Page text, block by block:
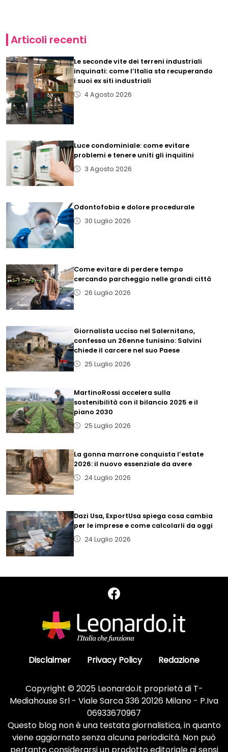
Articoli recenti
Le seconde vite dei terreni industriali
inquinati: come l’Italia sta recuperando
i suoi ex siti industriali
4 Agosto 2026
Luce condominiale: come evitare
problemi e tenere uniti gli inquilini
3 Agosto 2026
Odontofobia e dolore procedurale
30 Luglio 2026
Come evitare di perdere tempo
cercando parcheggio nelle grandi città
26 Luglio 2026
Giornalista ucciso nel Salernitano,
confessa un 26enne tunisino: Salvini
chiede il carcere nel suo Paese
25 Luglio 2026
MartinoRossi accelera sulla
sostenibilità con il bilancio 2025 e il
piano 2030
25 Luglio 2026
La gonna marrone conquista l’estate
2026: il nuovo essenziale da avere
24 Luglio 2026
Dazi Usa, ExportUsa spiega cosa cambia
per le imprese e come calcolarli da oggi
24 Luglio 2026
Disclaimer Privacy Policy Redazione
Copyright © 2025 Leonardo.it proprietà di T-
Mediahouse Srl - Viale Sarca 336 20126 Milano - P.Iva
06933670967
Questo blog non è una testata giornalistica, in quanto
viene aggiornato senza alcuna periodicità. Non può
pertanto considerarsi un prodotto editoriale ai sensi